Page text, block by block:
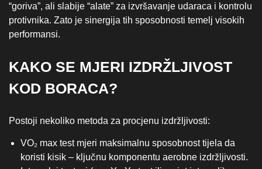
“goriva”, ali slabije “alate” za izvršavanje udaraca i kontrolu
protivnika. Zato je sinergija tih sposobnosti temelj visokih
performansi.
KAKO SE MJERI IZDRŽLJIVOST
KOD BORACA?
Postoji nekoliko metoda za procjenu izdržljivosti:
VO₂ max test mjeri maksimalnu sposobnost tijela da
koristi kisik – ključnu komponentu aerobne izdržljivosti.